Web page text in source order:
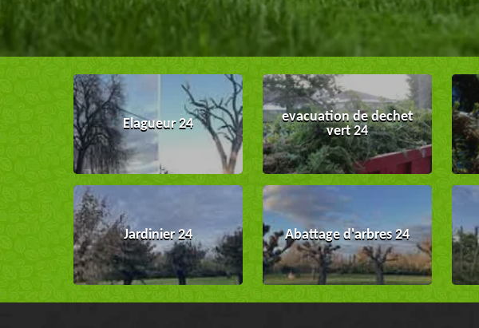
Elagueur 24
evacuation de dechet
vert 24
Jardinier 24 Abattage d'arbres 24